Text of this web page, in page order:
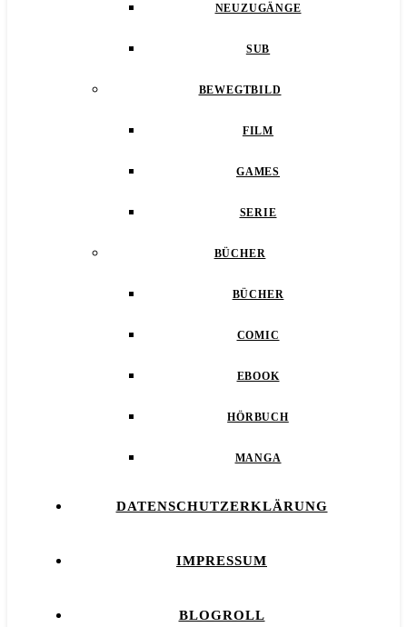
NEUZUGÄNGE
SUB
BEWEGTBILD
FILM
GAMES
SERIE
BÜCHER
BÜCHER
COMIC
EBOOK
HÖRBUCH
MANGA
DATENSCHUTZERKLÄRUNG
IMPRESSUM
BLOGROLL